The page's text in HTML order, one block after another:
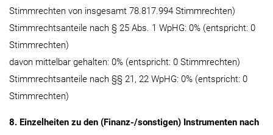
Stimmrechten von insgesamt 78.817.994 Stimmrechten)
Stimmrechtsanteile nach § 25 Abs. 1 WpHG: 0% (entspricht: 0
Stimmrechten)
davon mittelbar gehalten: 0% (entspricht: 0 Stimmrechten)
Stimmrechtsanteile nach §§ 21, 22 WpHG: 0% (entspricht: 0
Stimmrechten)
8. Einzelheiten zu den (Finanz-/sonstigen) Instrumenten nach